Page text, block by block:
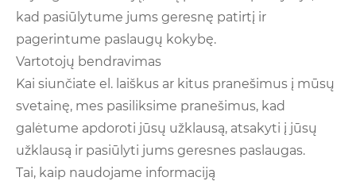
kad pasiūlytume jums geresnę patirtį ir
pagerintume paslaugų kokybę.
Vartotojų bendravimas
Kai siunčiate el. laiškus ar kitus pranešimus į mūsų
svetainę, mes pasiliksime pranešimus, kad
galėtume apdoroti jūsų užklausą, atsakyti į jūsų
užklausą ir pasiūlyti jums geresnes paslaugas.
Tai, kaip naudojame informaciją